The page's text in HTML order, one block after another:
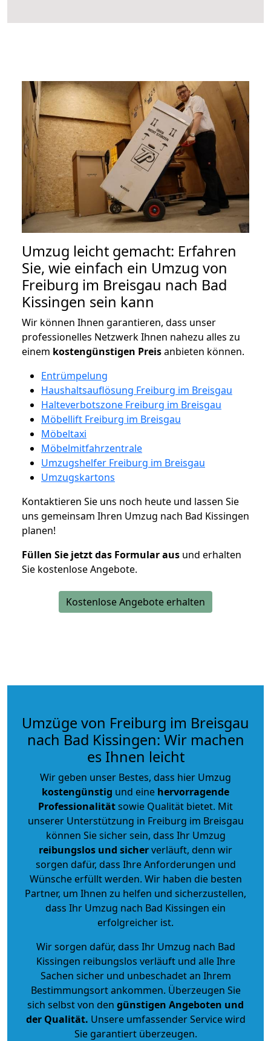
Umzug leicht gemacht: Erfahren
Sie, wie einfach ein Umzug von
Freiburg im Breisgau nach Bad
Kissingen sein kann
Wir können Ihnen garantieren, dass unser
professionelles Netzwerk Ihnen nahezu alles zu
einem kostengünstigen Preisanbieten können.
Entrümpelung
Haushaltsauflösung Freiburg im Breisgau
Halteverbotszone Freiburg im Breisgau
Möbellift Freiburg im Breisgau
Möbeltaxi
Möbelmitfahrzentrale
Umzugshelfer Freiburg im Breisgau
Umzugskartons
Kontaktieren Sie uns noch heute und lassen Sie
uns gemeinsam Ihren Umzug nach Bad Kissingen
planen!
Füllen Sie jetzt das Formular aus und erhalten
Sie kostenlose Angebote.
Kostenlose Angebote erhalten
Umzüge von Freiburg im Breisgau
nach Bad Kissingen: Wir machen
es Ihnen leicht
Wir geben unser Bestes, dass hier Umzug
kostengünstig und eine hervorragende
Professionalitätsowie Qualität bietet. Mit
unserer Unterstützung in Freiburg im Breisgau
können Sie sicher sein, dass Ihr Umzug
reibungslos und sicherverläuft, denn wir
sorgen dafür, dass Ihre Anforderungen und
Wünsche erfüllt werden. Wir haben die besten
Partner, um Ihnen zu helfen und sicherzustellen,
dass Ihr Umzug nach Bad Kissingen ein
erfolgreicher ist.
Wir sorgen dafür, dass Ihr Umzug nach Bad
Kissingen reibungslos verläuft und alle Ihre
Sachen sicher und unbeschadet an Ihrem
Bestimmungsort ankommen. Überzeugen Sie
sich selbst von den günstigen Angeboten und
der Qualität. Unsere umfassender Service wird
Sie garantiert überzeugen.